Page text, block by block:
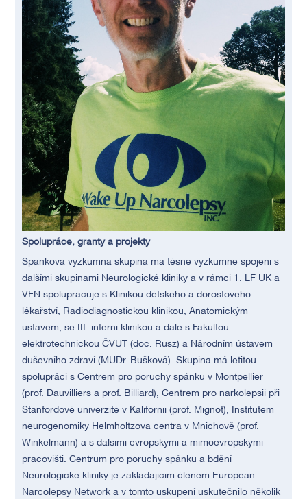
Spolupráce, granty a projekty
Spánková výzkumná skupina má těsné výzkumné spojení s
dalšími skupinami Neurologické kliniky a v rámci 1. LF UK a
VFN spolupracuje s Klinikou dětského a dorostového
lékařství, Radiodiagnostickou klinikou, Anatomickým
ústavem, se III. interní klinikou a dále s Fakultou
elektrotechnickou ČVUT (doc. Rusz) a Národním ústavem
duševního zdraví (MUDr. Bušková). Skupina má letitou
spolupráci s Centrem pro poruchy spánku v Montpellier
(prof. Dauvilliers a prof. Billiard), Centrem pro narkolepsii při
Stanfordově univerzitě v Kalifornii (prof. Mignot), Institutem
neurogenomiky Helmholtzova centra v Mnichově (prof.
Winkelmann) a s dalšími evropskými a mimoevropskými
pracovišti. Centrum pro poruchy spánku a bdění
Neurologické kliniky je zakládajícím členem European
Narcolepsy Network a v tomto uskupení uskutečnilo několik